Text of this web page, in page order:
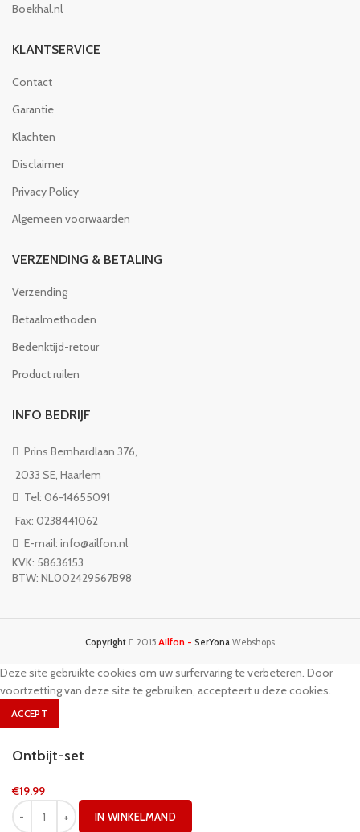
Boekhal.nl
KLANTSERVICE
Contact
Garantie
Klachten
Disclaimer
Privacy Policy
Algemeen voorwaarden
VERZENDING & BETALING
Verzending
Betaalmethoden
Bedenktijd-retour
Product ruilen
INFO BEDRIJF
Prins Bernhardlaan 376,
2033 SE, Haarlem
Tel: 06-14655091
Fax: 0238441062
E-mail: info@ailfon.nl
KVK: 58636153
BTW: NL002429567B98
Copyright 2015 Ailfon - SerYona Webshops
Deze site gebruikte cookies om uw surfervaring te verbeteren. Door
voortzetting van deze site te gebruiken, accepteert u deze cookies.
ACCEPT
Ontbijt-set
€19.99
IN WINKELMAND